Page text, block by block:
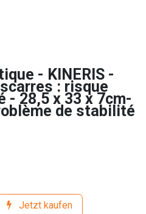
- KINERIS -
: risque
- 28,5 x 33 x 7cm-
de stabilité
Jetzt kaufen